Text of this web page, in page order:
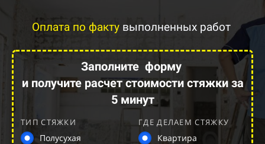
Оплата по факту выполненных работ
Заполните форму
и получите расчет стоимости стяжки за
5 минут
ТИП СТЯЖКИ
Полусухая
ГДЕ ДЕЛАЕМ СТЯЖКУ
Квартира